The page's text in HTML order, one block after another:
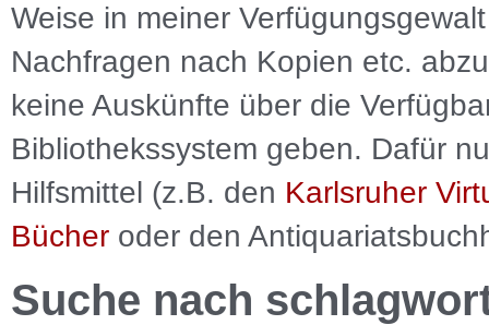
Weise in meiner
Nachfragen nach Kopien etc.
keine Auskünfte über die
Bibliothekssystem geben. Dafür
Hilfsmittel (z.B. den Karlsruher
Bücher oder den
Suche nach